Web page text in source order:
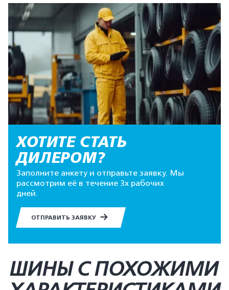
ХОТИТЕ СТАТЬ
ДИЛЕРОМ?
Заполните анкету и отправьте заявку. Мы
рассмотрим её в течение 3х рабочих
дней.
ОТПРАВИТЬ ЗАЯВКУ
ШИНЫ С ПОХОЖИМИ